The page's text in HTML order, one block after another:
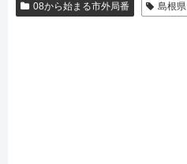
08から始まる市外局番 島根県